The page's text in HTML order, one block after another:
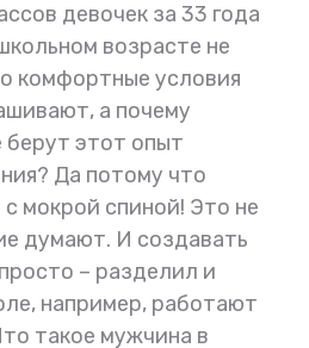
девочек за 33 года
возрасте не
комфортные условия
а почему
этот опыт
Да потому что
мокрой спиной! Это не
думают. И создавать
– разделил и
например, работают
такое мужчина в